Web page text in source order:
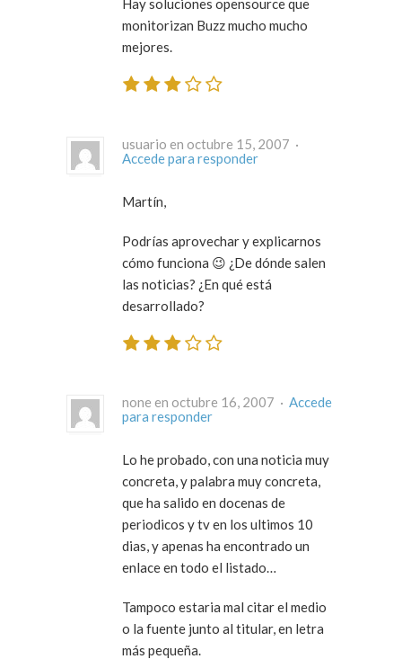
Hay soluciones opensource que
monitorizan Buzz mucho mucho
mejores.
usuario en octubre 15, 2007 ·
Accede para responder
Martín,
Podrías aprovechar y explicarnos
cómo funciona 😉 ¿De dónde salen
las noticias? ¿En qué está
desarrollado?
none en octubre 16, 2007 · Accede
para responder
Lo he probado, con una noticia muy
concreta, y palabra muy concreta,
que ha salido en docenas de
periodicos y tv en los ultimos 10
dias, y apenas ha encontrado un
enlace en todo el listado…
Tampoco estaria mal citar el medio
o la fuente junto al titular, en letra
más pequeña.